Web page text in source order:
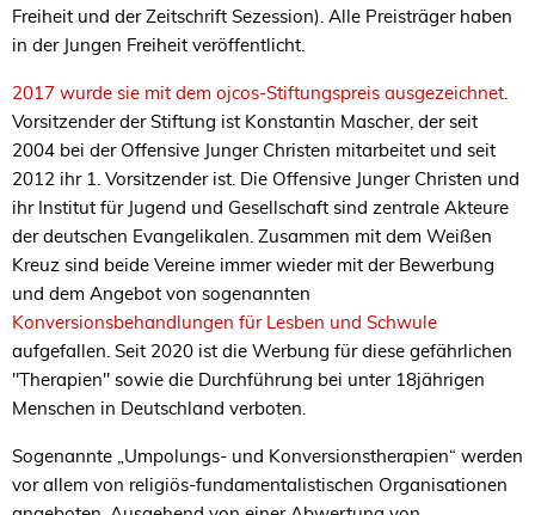
Freiheit und der Zeitschrift Sezession). Alle Preisträger haben
in der Jungen Freiheit veröffentlicht.
2017 wurde sie mit dem ojcos-Stiftungspreis ausgezeichnet
Vorsitzender der Stiftung ist Konstantin Mascher, der seit
2004 bei der Offensive Junger Christen mitarbeitet und seit
2012 ihr 1. Vorsitzender ist. Die Offensive Junger Christen und
ihr Institut für Jugend und Gesellschaft sind zentrale Akteure
der deutschen Evangelikalen. Zusammen mit dem Weißen
Kreuz sind beide Vereine immer wieder mit der Bewerbung
und dem Angebot von sogenannten
Konversionsbehandlungen für Lesben und Schwule
aufgefallen. Seit 2020 ist die Werbung für diese gefährlichen
"Therapien" sowie die Durchführung bei unter 18jährigen
Menschen in Deutschland verboten.
Sogenannte „Umpolungs- und Konversionstherapien“ werden
vor allem von religiös-fundamentalistischen Organisationen